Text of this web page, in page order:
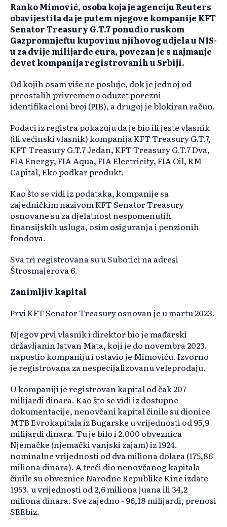
Ranko Mimović, osoba koja je agenciju Reuters
obavijestila da je putem njegove kompanije KFT
Senator Treasury G.T.7 ponudio ruskom
Gazpromnjeftu kupovinu njihovog udjela u NIS-
u za dvije milijarde eura, povezan je s najmanje
devet kompanija registrovanih u Srbiji.
Od kojih osam više ne posluje, dok je jednoj od
preostalih privremeno oduzet porezni
identifikacioni broj (PIB), a drugoj je blokiran račun.
Podaci iz registra pokazuju da je bio ili jeste vlasnik
(ili većinski vlasnik) kompanija KFT Treasury G.T.7,
KFT Treasury G.T.7 Jedan, KFT Treasury G.T.7 Dva,
FIA Energy, FIA Aqua, FIA Electricity, FIA Oil, RM
Capital, Eko podkar produkt.
Kao što se vidi iz podataka, kompanije sa
zajedničkim nazivom KFT Senator Treasury
osnovane su za djelatnost nespomenutih
finansijskih usluga, osim osiguranja i penzionih
fondova.
Sva tri registrovana su u Subotici na adresi
Štrosmajerova 6.
Zanimljiv kapital
Prvi KFT Senator Treasury osnovan je u martu 2023.
Njegov prvi vlasnik i direktor bio je mađarski
državljanin Istvan Mata, koji je do novembra 2023.
napustio kompaniju i ostavio je Mimoviću. Izvorno
je registrovana za nespecijalizovanu veleprodaju.
U kompaniji je registrovan kapital od čak 207
milijardi dinara. Kao što se vidi iz dostupne
dokumentacije, nenovčani kapital činile su dionice
MTB Evrokapitala iz Bugarske u vrijednosti od 95,9
milijardi dinara. Tu je bilo i 2.000 obveznica
Njemačke (njemački vanjski zajam) iz 1924.
nominalne vrijednosti od dva miliona dolara (175,86
miliona dinara). A treći dio nenovčanog kapitala
činile su obveznice Narodne Republike Kine izdate
1953. u vrijednosti od 2,6 miliona juana ili 34,2
miliona dinara. Sve zajedno - 96,18 milijardi, prenosi
SEEbiz.